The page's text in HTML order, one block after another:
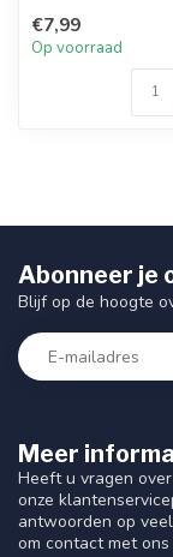
te gaan. ...
€7,99
Op voorraad
Meer
Heeft u vragen
onze
antwoorden op
om contact met
Abonneer je
Blijf op de hoogte